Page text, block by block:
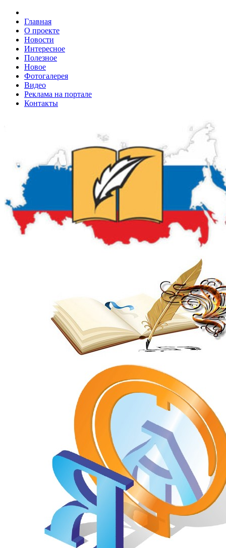
Главная
О проекте
Новости
Интересное
Полезное
Новое
Фотогалерея
Видео
Реклама на портале
Контакты